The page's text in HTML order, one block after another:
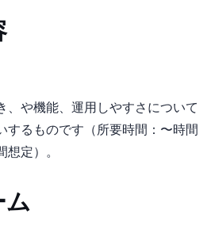
き、UIや機能、運用しやすさについて
るものです（所要時間：1〜2時間
想定）。
ム